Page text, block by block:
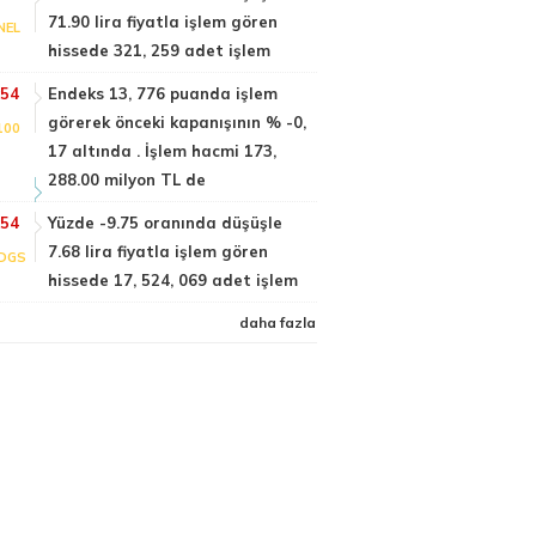
71.90 lira fiyatla işlem gören
hissede 321, 259 adet işlem
Endeks 13, 776 puanda işlem
görerek önceki kapanışının % -0,
17 altında . İşlem hacmi 173,
288.00 milyon TL de
Yüzde -9.75 oranında düşüşle
7.68 lira fiyatla işlem gören
hissede 17, 524, 069 adet işlem
daha fazla